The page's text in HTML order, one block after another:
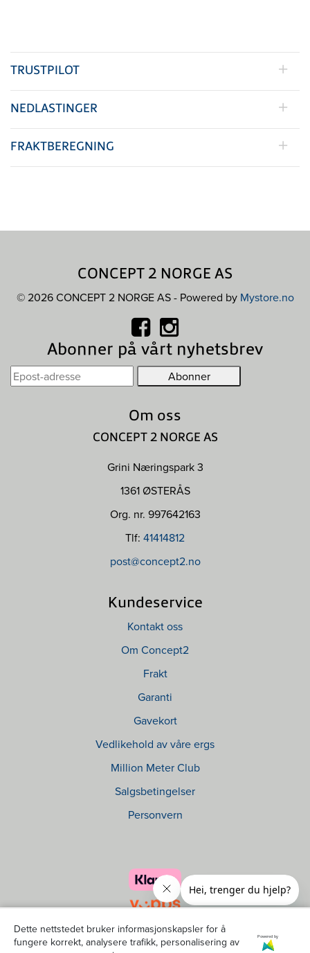
TRUSTPILOT
NEDLASTINGER
FRAKTBEREGNING
Dette nettstedet bruker informasjonskapsler for å
fungere korrekt, analysere trafikk, personalisering av
Powered by
CONCEPT 2 NORGE AS
© 2026 CONCEPT 2 NORGE AS - Powered by Mystore.no
Abonner på vårt nyhetsbrev
Om oss
CONCEPT 2 NORGE AS
Grini Næringspark 3
1361 ØSTERÅS
Org. nr. 997642163
Tlf: 41414812
post@concept2.no
Kundeservice
Kontakt oss
Om Concept2
Frakt
Garanti
Gavekort
Vedlikehold av våre ergs
Million Meter Club
Salgsbetingelser
Personvern